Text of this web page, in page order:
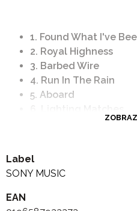
1. Found What I've
2. Royal Highness
3. Barbed Wire
4. Run In The Rain
5. Aboard
9. I Might
10. Make 'Em Like You
11. Something In The
Label
SONY MUSIC
EAN